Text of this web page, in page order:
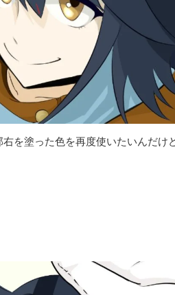
右を塗った色を再度使いたいんだけ